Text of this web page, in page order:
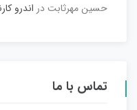
حسین مهرثابتدر اندرو
تماس با ما